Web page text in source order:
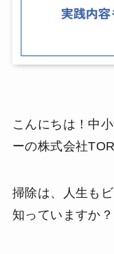
こんにちは！中
ーの株式会社
掃除は、人生も
知っていますか？